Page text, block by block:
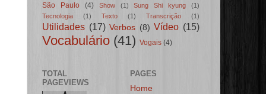
São Paulo (4) Show (1) Sung Shi kyung
(1)
Tecnologia
(1) Texto (1) Transcrição (1)
Utilidades (17) Verbos (8) Vídeo (15)
Vocabulário (41) Vogais (4)
TOTAL
PAGEVIEWS
PAGES
Home